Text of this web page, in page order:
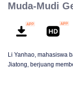
Muda-Mudi
Li Yanhao, mahasiswa
Jiatong, berjuang